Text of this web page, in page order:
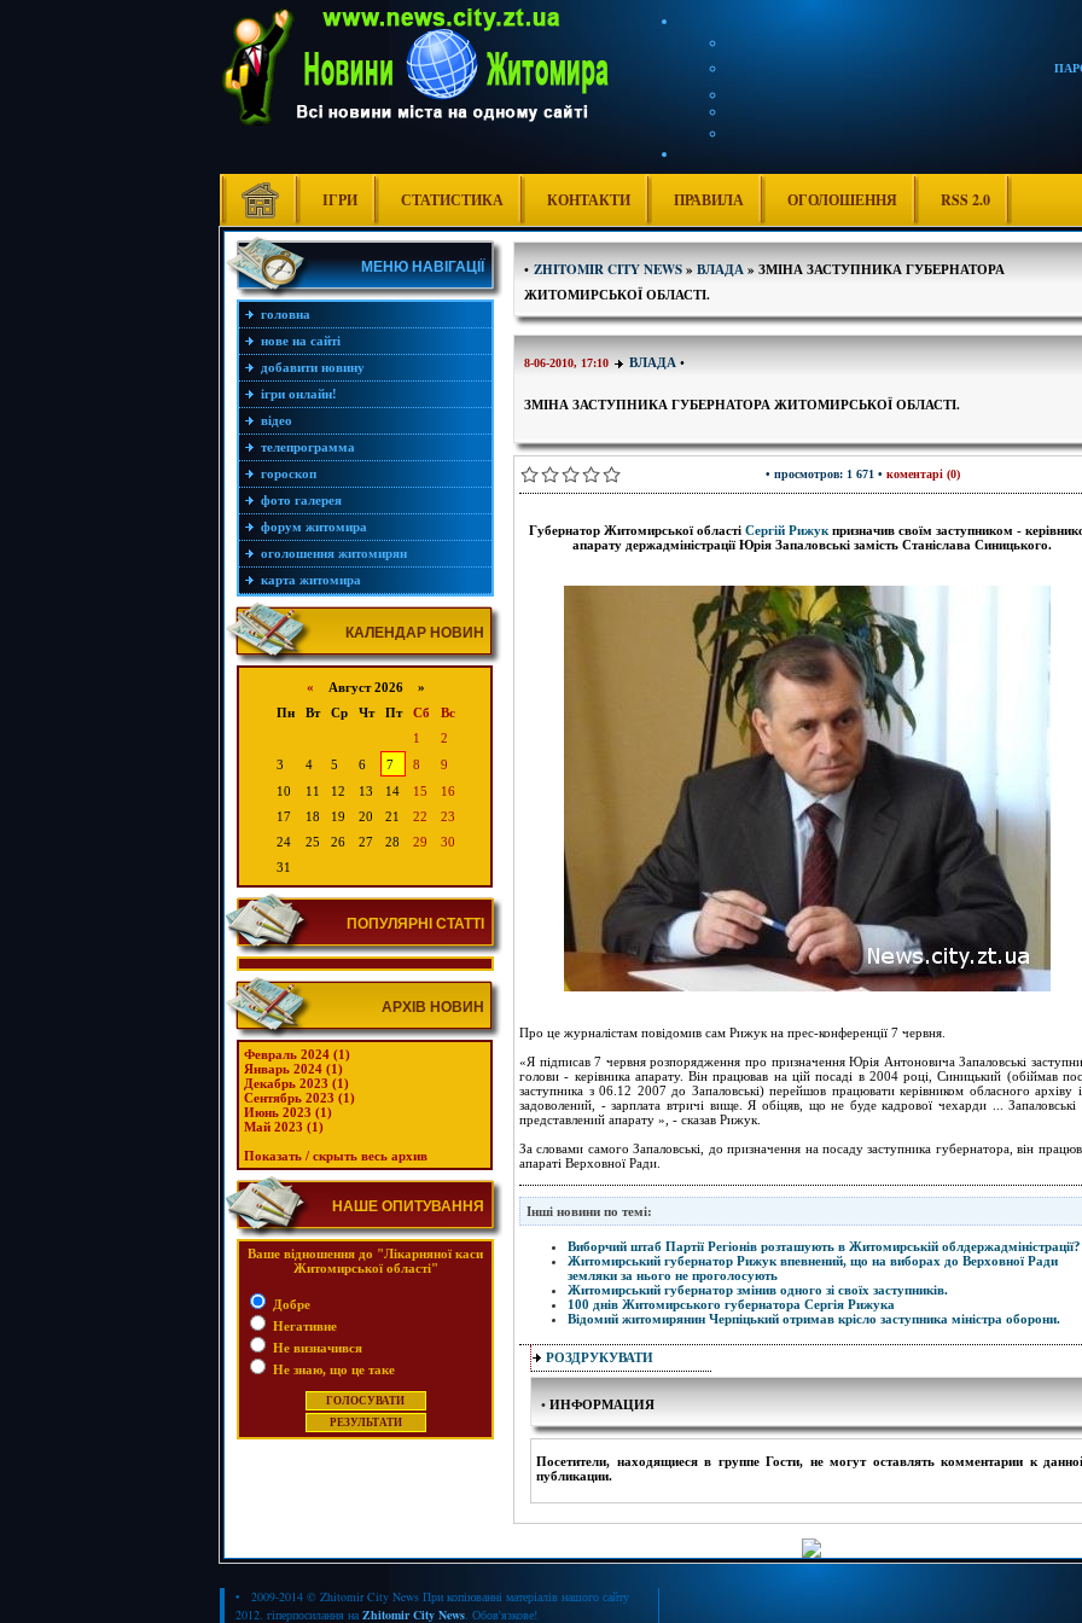
ІГРИ СТАТИСТИКА КОНТАКТИ ПРАВИЛА ОГОЛОШЕННЯ RSS 2.0
МЕНЮ НАВІГАЦІЇ
головна
нове на сайті
добавити новину
ігри онлайн!
відео
телепрограмма
гороскоп
фото галерея
форум житомира
оголошення житомирян
карта житомира
КАЛЕНДАР НОВИН
« Август 2026 »
Пн
Вт Ср Чт Пт Сб
Вс
1
2
3
4 5 6 7 8
9
10
11 12 13 14 15
16
17
18 19 20 21 22
23
24
25 26 27 28 29
30
31
ПОПУЛЯРНІ СТАТТІ
АРХІВ НОВИН
Февраль 2024 (1)
Январь 2024 (1)
Декабрь 2023 (1)
Сентябрь 2023 (1)
Июнь 2023 (1)
Май 2023 (1)
Показать / скрыть весь архив
НАШЕ ОПИТУВАННЯ
Ваше відношення до "Лікарняної каси
Житомирської області"
Добре
Негативне
Не визначився
Не знаю, що це таке
• ZHITOMIR CITY NEWS» ВЛАДА» ЗМІНА ЗАСТУПНИКА ГУБЕРНАТОРА
ЖИТОМИРСЬКОЇ ОБЛАСТІ.
8-06-2010, 17:10 ВЛАДА •
ЗМІНА ЗАСТУПНИКА ГУБЕРНАТОРА ЖИТОМИРСЬКОЇ ОБЛАСТІ.
• просмотров: 1 671 • коментарі (0)
Губернатор Житомирської області Сергій Рижукпризначив своїм заступником -
апарату держадміністрації Юрія Запаловські замість Станіслава Синицького.
Про це журналістам повідомив сам Рижук на прес-конференції 7 червня.
«Я підписав 7 червня розпорядження про призначення Юрія Антоновича Запаловські
голови - керівника апарату. Він працював на цій посаді в 2004 році, Синицький (обіймав
заступника з 06.12 2007 до Запаловські) перейшов працювати керівником обласного архіву і
задоволений, - зарплата втричі вище. Я обіцяв, що не буде кадрової чехарди ... Запаловські
представлений апарату », - сказав Рижук.
За словами самого Запаловські, до призначення на посаду заступника губернатора, він
апараті Верховної Ради.
Інші новини по темі:
Виборчий штаб Партії Регіонів розташують в Житомирській облдержадміністрації?
Житомирський губернатор Рижук впевнений, що на виборах до Верховної Ради
земляки за нього не проголосують
Житомирський губернатор змінив одного зі своїх заступників.
100 днів Житомирського губернатора Сергія Рижука
Відомий житомирянин Черпіцький отримав крісло заступника міністра оборони.
РОЗДРУКУВАТИ
• ИНФОРМАЦИЯ
Посетители, находящиеся в группе Гости, не могут оставлять комментарии к
публикации.
• 2009-2014 © Zhitomir City News При копіюванні матеріалів нашого сайту
2012. гіперпосилання на Zhitomir City News. Обов'язкове!